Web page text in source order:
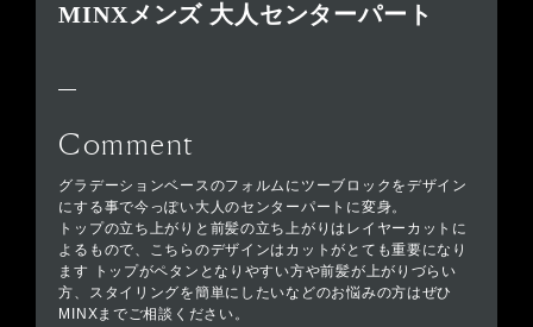
MINXメンズ 大人センターパート
Comment
グラデーションベースのフォルムにツーブロックをデザイン
にする事で今っぽい大人のセンターパートに変身。
トップの立ち上がりと前髪の立ち上がりはレイヤーカットに
よるもので、こちらのデザインはカットがとても重要になり
ます トップがペタンとなりやすい方や前髪が上がりづらい
方、スタイリングを簡単にしたいなどのお悩みの方はぜひ
MINXまでご相談ください。